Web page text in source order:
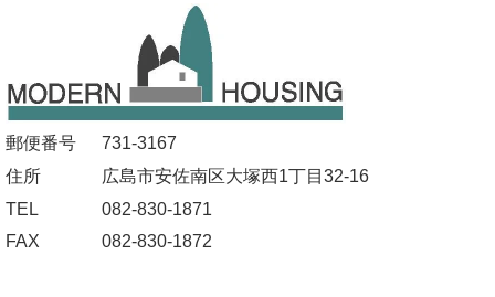
郵便番号
731-3167
住所
広島市安佐南区大塚西1丁目32-16
TEL
082-830-1871
FAX
082-830-1872